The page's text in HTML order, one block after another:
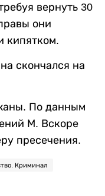
вернуть 30
они
кипятком.
скончался на
По данным
М. Вскоре
пресечения.
Криминал